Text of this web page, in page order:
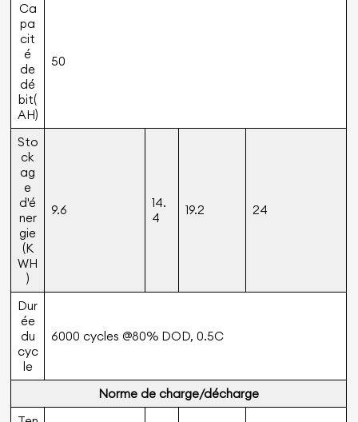
Ca
pa
cit
é
de
dé
bit(
AH)
50
Sto
ck
ag
e
d'é
ner
gie
(K
WH
)
9.6
14.
4
19.2 24
Dur
ée
du
cyc
le
6000 cycles @80% DOD, 0.5C
Norme de charge/décharge